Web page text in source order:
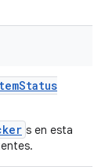
Status
s en esta